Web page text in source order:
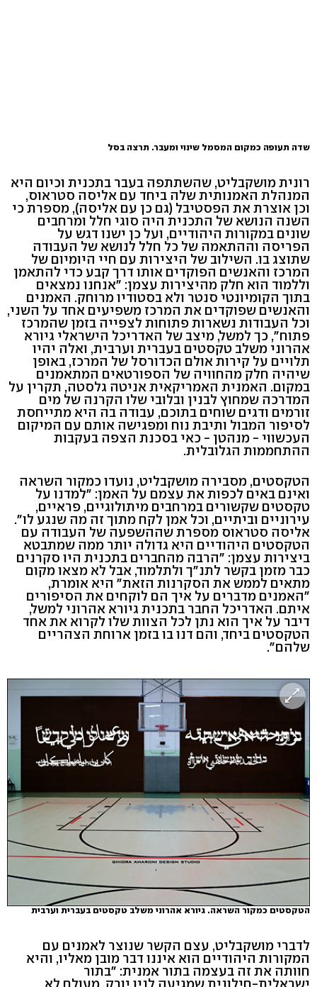
שדה תעופה כמקום המסמל שינוי ומעבר. תרצה בסל
רונית מושקבליט, שהשתתפה בעבר בתכנית וכיום היא
המנהלת האמנותית שלה ביחד עם אליסה סטראוס,
וכן אוצרת את הפסטיבל (גם כן עם אליסה), מספרת כי
השנה הנושא של התכנית היה סוגי חלל ומרחבים
שונים במקורות היהודיים, ועל כן ישנו דגש על
הפריסה וההתאמה של כל חלל לנושא של העבודה
שתוצג בו. השילוב של היצירות עם חיי היומיום של
המרכז והאנשים הפוקדים אותו דרך קבע כדי להתאמן
וללמוד הוא חלק מהיצירות עצמן: "אנחנו נמצאים
בתוך הקומיונטי סנטר ולא בסטודיו מרוחק. האמנים
והאנשים שפוקדים את המרכז משפיעים אחד על השני,
וכל העבודות נשארות פתוחות לצפייה בזמן שהמרכז
פתוח", כך למשל, מיצב של האדריכל הישראלי גיורא
אהרוני משלב טקסטים בעברית וערבית, ואלה יהיו
תלויים על קירות אולם הכדורסל של המרכז, באופן
שיהיה חלק מהחוויה של הספורטאים המתאמנים
במקום. האמנית האמריקאית אניטה גלסטה, תקרין על
המדרכה שמחוץ לבנין ובלובי שלו הקרנה של מים
זורמים ודגים שוחים בתוכם, עבודה בה היא מתייחסת
לסיפור המבול ותיבת נוח ומפגישה אותם עם המיקום
העכשווי - מנהטן - כאי בסכנת הצפה בעקבות
ההתחממות הגלובלית.
הטקסטים, מסבירה מושקבליט, נועדו כמקור השראה
ואינם באים לכפות את עצמם על האמן: "למדנו על
טקסטים שקשורים במרחבים מיתולוגיים, פראיים,
עירוניים וביתיים, וכל אמן לקח מתוך זה מה שנגע לו".
אליסה סטראוס מספרת שההשפעה של העבודה עם
הטקסטים היהודיים היא גדולה יותר ממה שמתבטא
ביצירות עצמן: "הרבה מהחברים בתכנית היו סקרנים
כבר מזמן בקשר לתנ"ך ולתלמוד, אבל לא מצאו מקום
מתאים לממש את הסקרנות הזאת" היא אומרת,
"האמנים מדברים על איך הם לוקחים את הסיפורים
איתם. האדריכל החבר בתכנית גיורא אהרוני למשל,
דיבר על איך הוא נתן לכל הצוות שלו לקרוא את אחד
הטקסטים ביחד, והם דנו בו בזמן ארוחת הצהריים
שלהם".
הטקסטים כמקור השראה. גיורא אהרוני משלב טקסטים בעברית וערבית
לדברי מושקבליט, עצם הקשר שנוצר לאמנים עם
המקורות היהודיים הוא איננו דבר מובן מאליו, והיא
חוותה את זה בעצמה בתור אמנית: "בתור